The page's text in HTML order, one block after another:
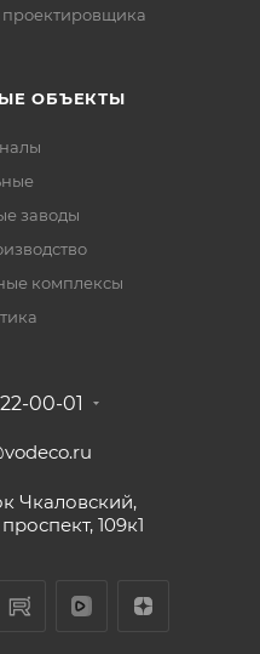
проектировщика
ОБЪЕКТЫ
заводы
комплексы
00-01
Чкаловский,
109к1